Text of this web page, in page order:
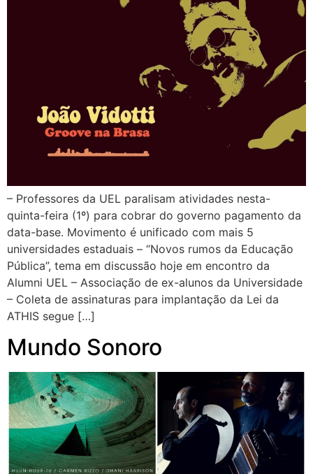
– Professores da UEL paralisam atividades nesta-
quinta-feira (1º) para cobrar do governo pagamento da
data-base. Movimento é unificado com mais 5
universidades estaduais – “Novos rumos da Educação
Pública”, tema em discussão hoje em encontro da
Alumni UEL – Associação de ex-alunos da Universidade
– Coleta de assinaturas para implantação da Lei da
ATHIS segue […]
Mundo Sonoro